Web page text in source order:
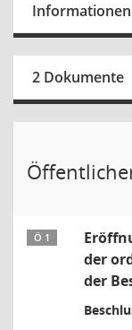
Informationen
2 Dokumente
Ö 1
der
der